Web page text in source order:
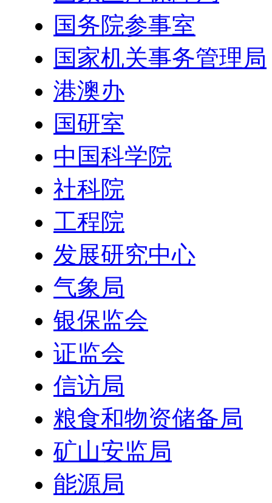
国务院参事室
国家机关事务管理局
港澳办
国研室
中国科学院
社科院
工程院
发展研究中心
气象局
银保监会
证监会
信访局
粮食和物资储备局
矿山安监局
能源局